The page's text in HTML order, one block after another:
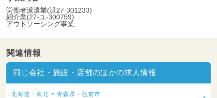
労働者派遣業(派27-301233)
紹介業(27-ユ-300759)
アウトソーシング事業
関連情報
同じ会社・施設・店舗のほかの求人情報
北海道・東北 > 青森県 - 弘前市